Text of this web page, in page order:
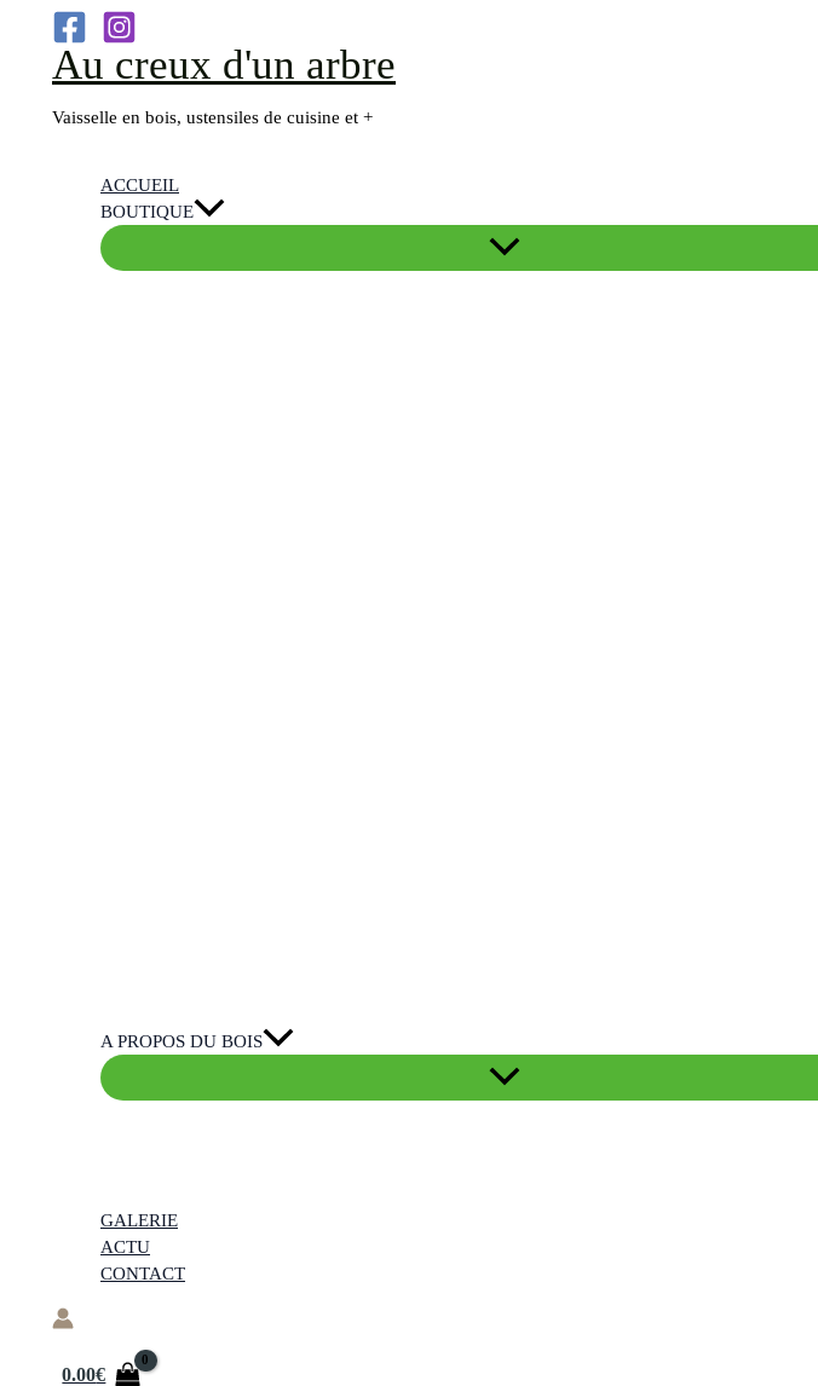
Au creux d'un arbre
Vaisselle en bois, ustensiles de cuisine et +
ACCUEIL
BOUTIQUE
A PROPOS DU BOIS
GALERIE
ACTU
CONTACT
0.00€